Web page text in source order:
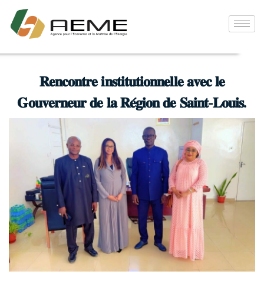
𝐑𝐞𝐧𝐜𝐨𝐧𝐭𝐫𝐞 𝐢𝐧𝐬𝐭𝐢𝐭𝐮𝐭𝐢𝐨𝐧𝐧𝐞𝐥𝐥𝐞 𝐚𝐯𝐞𝐜 𝐥𝐞
𝐆𝐨𝐮𝐯𝐞𝐫𝐧𝐞𝐮𝐫 𝐝𝐞 𝐥𝐚 𝐑𝐞́𝐠𝐢𝐨𝐧 𝐝𝐞 𝐒𝐚𝐢𝐧𝐭-𝐋𝐨𝐮𝐢𝐬.